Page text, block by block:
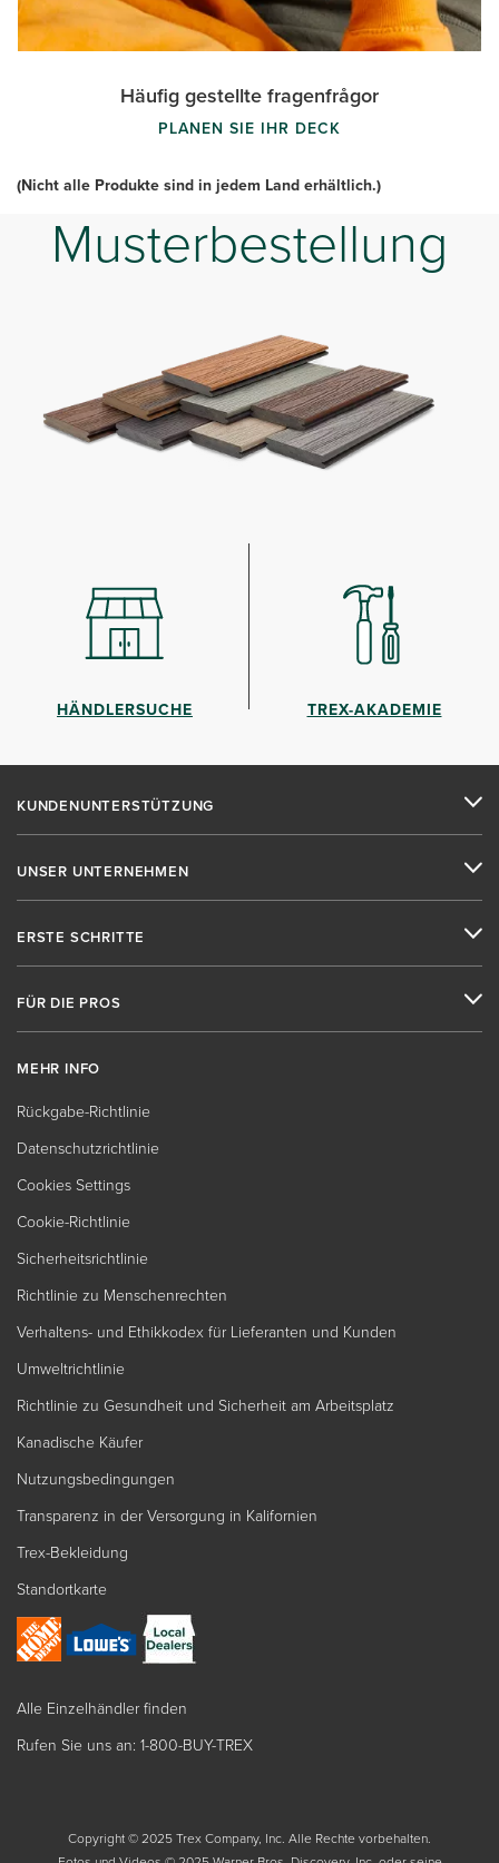
Häufig gestellte fragenfrågor
PLANEN SIE IHR DECK
(Nicht alle Produkte sind in jedem Land erhältlich.)
Musterbestellung
HÄNDLERSUCHE TREX-AKADEMIE
KUNDENUNTERSTÜTZUNG
UNSER UNTERNEHMEN
ERSTE SCHRITTE
FÜR DIE PROS
MEHR INFO
Rückgabe-Richtlinie
Datenschutzrichtlinie
Cookies Settings
Cookie-Richtlinie
Sicherheitsrichtlinie
Richtlinie zu Menschenrechten
Verhaltens- und Ethikkodex für Lieferanten und Kunden
Umweltrichtlinie
Richtlinie zu Gesundheit und Sicherheit am Arbeitsplatz
Kanadische Käufer
Nutzungsbedingungen
Transparenz in der Versorgung in Kalifornien
Trex-Bekleidung
Standortkarte
Alle Einzelhändler finden
Rufen Sie uns an: 1-800-BUY-TREX
Copyright © 2025 Trex Company, Inc. Alle Rechte vorbehalten.